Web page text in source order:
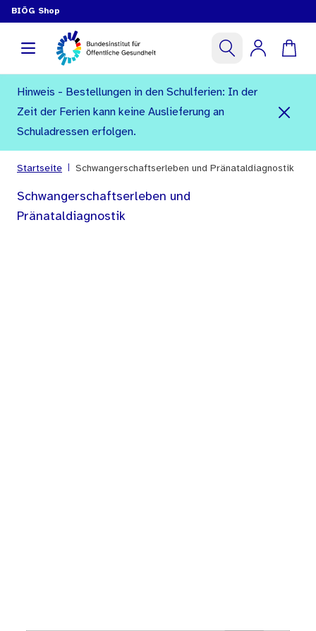
BIÖG Shop
Hinweis - Bestellungen in den Schulferien: In der
Zeit der Ferien kann keine Auslieferung an
Schuladressen erfolgen.
Startseite Schwangerschaftserleben und Pränataldiagnostik
Schwangerschaftserleben und
Pränataldiagnostik